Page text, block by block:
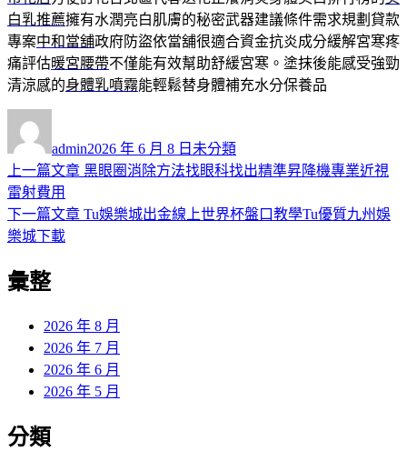
白乳推薦擁有水潤亮白肌膚的秘密武器建議條件需求規劃貸款
專案中和當舖政府防盜依當舖很適合資金抗炎成分緩解宮寒疼
痛評估暖宮腰帶不僅能有效幫助舒緩宮寒。塗抹後能感受強勁
清涼感的身體乳噴霧能輕鬆替身體補充水分保養品
者
admin佈
日
2026 年 6 月 8 日 類
未分類
文
章
導
覽
上一篇文章 上
篇
黑眼圈消除方法找眼科找出精準昇降機專業近視
雷射費用
下一篇文章 下
Tu娛樂城出金線上世界杯盤口教學Tu優質九州娛
樂城下載
彙整
2026 年 8 月
2026 年 7 月
2026 年 6 月
2026 年 5 月
分類